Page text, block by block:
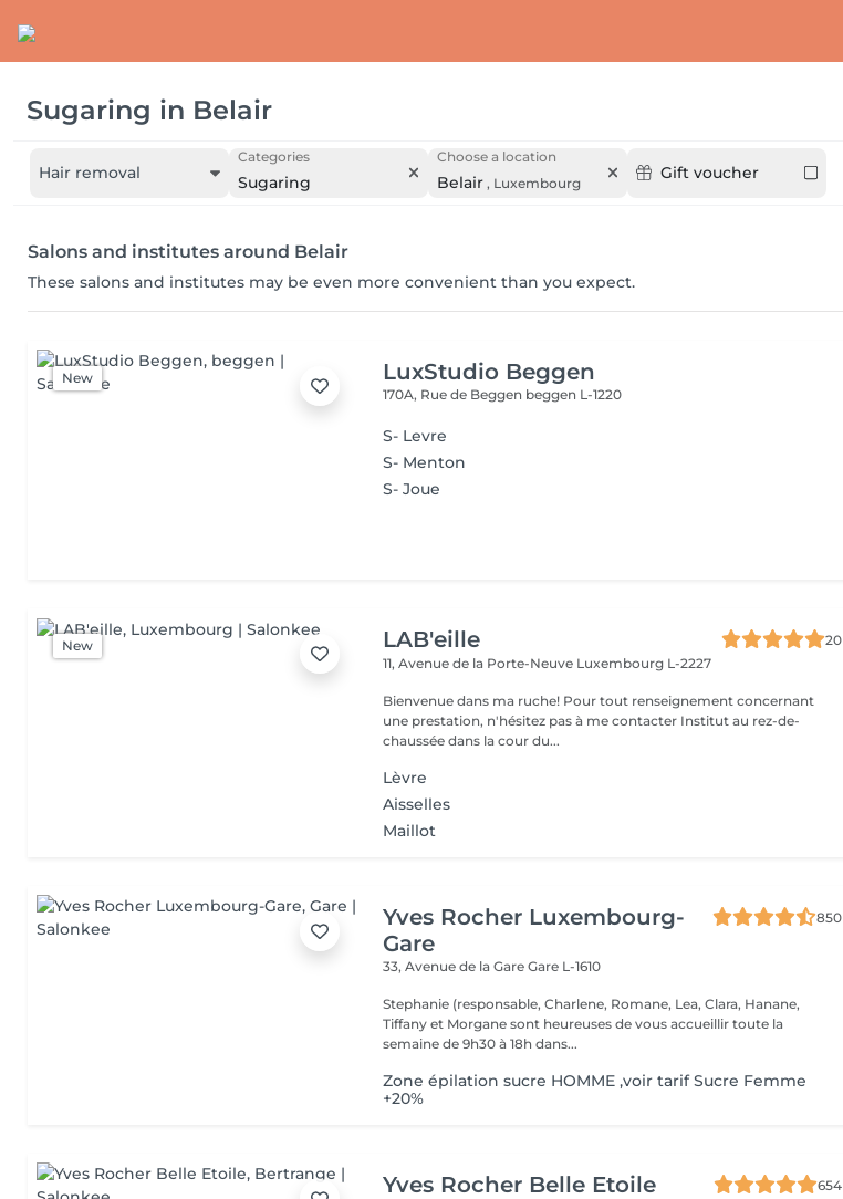
Sugaring in Belair
Hair removal
Categories
Sugaring
Choose a location
Belair , Luxembourg
Gift voucher
Salons and institutes around Belair
These salons and institutes may be even more convenient than you expect.
New LuxStudio Beggen
170A, Rue de Beggen beggen L-1220
S- Levre
S- Menton
S- Joue
New LAB'eille
20
11, Avenue de la Porte-Neuve Luxembourg L-2227
Bienvenue dans ma ruche! Pour tout renseignement concernant
une prestation, n'hésitez pas à me contacter Institut au rez-de-
chaussée dans la cour du...
Lèvre
Aisselles
Maillot
Yves Rocher Luxembourg-
Gare
850
33, Avenue de la GareGare L-1610
Stephanie (responsable, Charlene, Romane, Lea, Clara, Hanane,
Tiffany et Morgane sont heureuses de vous accueillir toute la
semaine de 9h30 à 18h dans...
Zone épilation sucre HOMME ,voir tarif Sucre Femme
+20%
Yves Rocher Belle Etoile
654